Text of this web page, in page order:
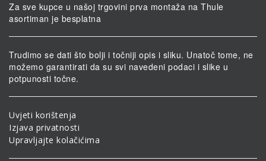
Za sve kupce u našoj trgovini prva montaža na Thule
asortiman je besplatna
Trudimo se dati što bolji i točniji opis i sliku. Unatoč tome, ne
možemo garantirati da su svi navedeni podaci i slike u
potpunosti točne.
Uvjeti korištenja
Izjava privatnosti
Upravljajte kolačićima